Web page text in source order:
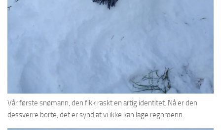
Vår første snømann, den fikk raskt en artig identitet. Nå er den
dessverre borte, det er synd at vi ikke kan lage regnmenn.